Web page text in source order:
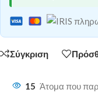
Σύγκριση
15 Άτομα που